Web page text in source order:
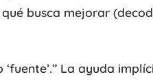
busca mejorar
La ayuda